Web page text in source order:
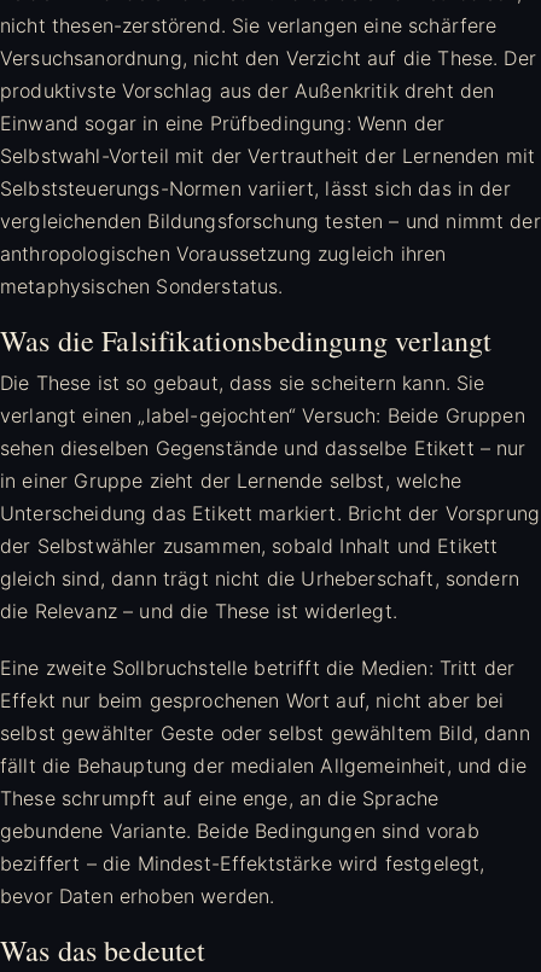
nicht thesen-zerstörend. Sie verlangen eine schärfere
Versuchsanordnung, nicht den Verzicht auf die These. Der
produktivste Vorschlag aus der Außenkritik dreht den
Einwand sogar in eine Prüfbedingung: Wenn der
Selbstwahl-Vorteil mit der Vertrautheit der Lernenden mit
Selbststeuerungs-Normen variiert, lässt sich das in der
vergleichenden Bildungsforschung testen – und nimmt der
anthropologischen Voraussetzung zugleich ihren
metaphysischen Sonderstatus.
Was die Falsifikationsbedingung verlangt
Die These ist so gebaut, dass sie scheitern kann. Sie
verlangt einen „label-gejochten“ Versuch: Beide Gruppen
sehen dieselben Gegenstände und dasselbe Etikett – nur
in einer Gruppe zieht der Lernende selbst, welche
Unterscheidung das Etikett markiert. Bricht der Vorsprung
der Selbstwähler zusammen, sobald Inhalt und Etikett
gleich sind, dann trägt nicht die Urheberschaft, sondern
die Relevanz – und die These ist widerlegt.
Eine zweite Sollbruchstelle betrifft die Medien: Tritt der
Effekt nur beim gesprochenen Wort auf, nicht aber bei
selbst gewählter Geste oder selbst gewähltem Bild, dann
fällt die Behauptung der medialen Allgemeinheit, und die
These schrumpft auf eine enge, an die Sprache
gebundene Variante. Beide Bedingungen sind vorab
beziffert – die Mindest-Effektstärke wird festgelegt,
bevor Daten erhoben werden.
Was das bedeutet